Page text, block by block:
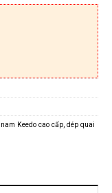
nam Keedo cao cấp, dép quai